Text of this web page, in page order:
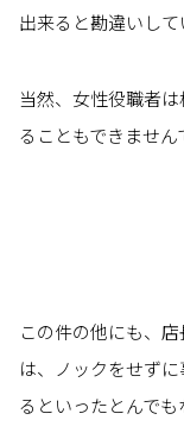
出来ると勘違いして
当然、女性役職者
ることもできません
この件の他にも、
は、ノックをせず
るといったとんでも